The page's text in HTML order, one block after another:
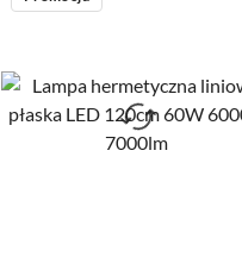
dni